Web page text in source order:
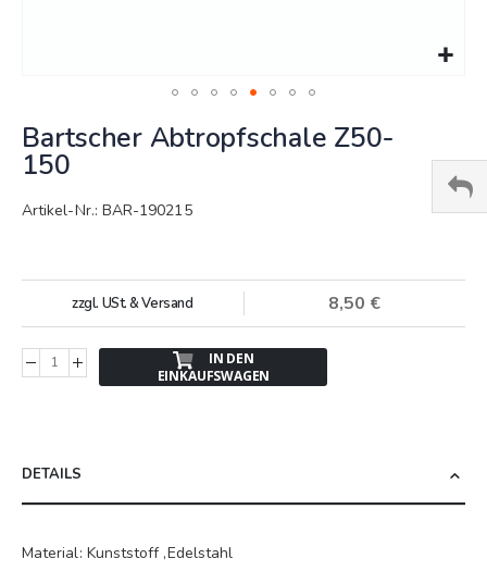
zum
Anfang
der
Bildergalerie
Bartscher Abtropfschale Z50-
150
Artikel-Nr.: BAR-190215
8,50 €
zzgl. USt. & Versand
IN DEN
EINKAUFSWAGEN
DETAILS
Material: Kunststoff ,Edelstahl